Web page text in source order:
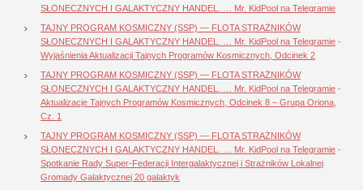
SŁONECZNYCH I GALAKTYCZNY HANDEL. … Mr. KidPool na Telegramie
TAJNY PROGRAM KOSMICZNY (SSP) — FLOTA STRAŻNIKÓW
SŁONECZNYCH I GALAKTYCZNY HANDEL. … Mr. KidPool na Telegramie -
Wyjaśnienia Aktualizacji Tajnych Programów Kosmicznych, Odcinek 2
TAJNY PROGRAM KOSMICZNY (SSP) — FLOTA STRAŻNIKÓW
SŁONECZNYCH I GALAKTYCZNY HANDEL. … Mr. KidPool na Telegramie -
Aktualizacje Tajnych Programów Kosmicznych, Odcinek 8 – Grupa Oriona,
Cz. 1
TAJNY PROGRAM KOSMICZNY (SSP) — FLOTA STRAŻNIKÓW
SŁONECZNYCH I GALAKTYCZNY HANDEL. … Mr. KidPool na Telegramie -
Spotkanie Rady Super-Federacji Intergalaktycznej i Strażników Lokalnej
Gromady Galaktycznej 20 galaktyk